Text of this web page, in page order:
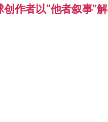
作者以“他者叙事”解